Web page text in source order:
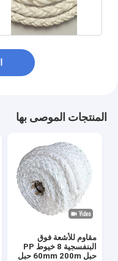
المنتجات الموصى بها
مقاوم للأشعة فوق
البنفسجية 8 خيوط PP
حبل 60mm 200m حبل